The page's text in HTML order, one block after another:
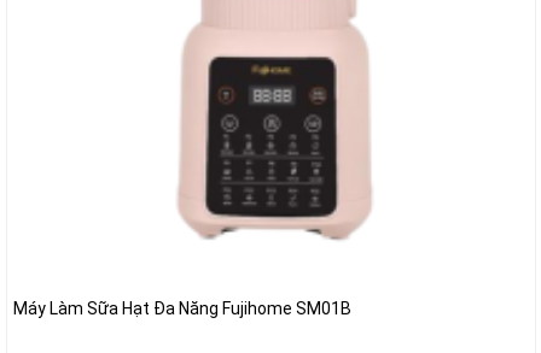
Máy Làm Sữa Hạt Đa Năng Fujihome SM01B